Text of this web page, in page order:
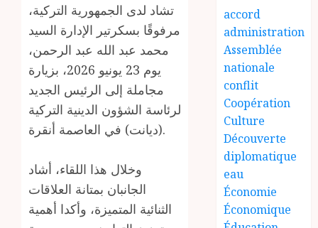
تشاد لدى الجمهورية التركية،
مرفوقًا بسكرتير الإدارة السيد
محمد عبد الله عبد الرحمن،
يوم 23 يونيو 2026، بزيارة
مجاملة إلى الرئيس الجديد
لرئاسة الشؤون الدينية التركية
(ديانت) في العاصمة أنقرة.
وخلال هذا اللقاء، أشاد
الجانبان بمتانة العلاقات
الثنائية المتميزة، وأكدا أهمية
accord
administration
Assemblée
nationale
conflit
Coopération
Culture
Découverte
diplomatique
eau
Économie
Économique